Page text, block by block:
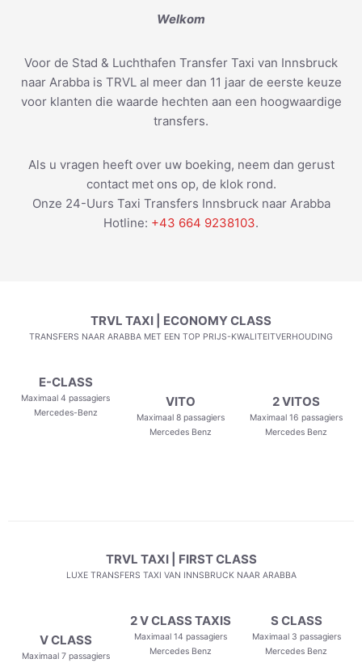
Welkom
Voor de Stad & Luchthafen Transfer Taxi van Innsbruck
naar Arabba is TRVL al meer dan 11 jaar de eerste keuze
voor klanten die waarde hechten aan een hoogwaardige
transfers.
Als u vragen heeft over uw boeking, neem dan gerust
contact met ons op, de klok rond.
Onze 24-Uurs Taxi Transfers Innsbruck naar Arabba
Hotline: +43 664 9238103.
TRVL TAXI | ECONOMY CLASS
TRANSFERS NAAR ARABBA MET EEN TOP PRIJS-KWALITEITVERHOUDING
E-CLASS
Maximaal 4 passagiers
Mercedes-Benz
VITO
Maximaal 8 passagiers
Mercedes Benz
2 VITOS
Maximaal 16 passagiers
Mercedes Benz
TRVL TAXI | FIRST CLASS
LUXE TRANSFERS TAXI VAN INNSBRUCK NAAR ARABBA
V CLASS
Maximaal 7 passagiers
2 V CLASS TAXIS
Maximaal 14 passagiers
Mercedes Benz
S CLASS
Maximaal 3 passagiers
Mercedes Benz